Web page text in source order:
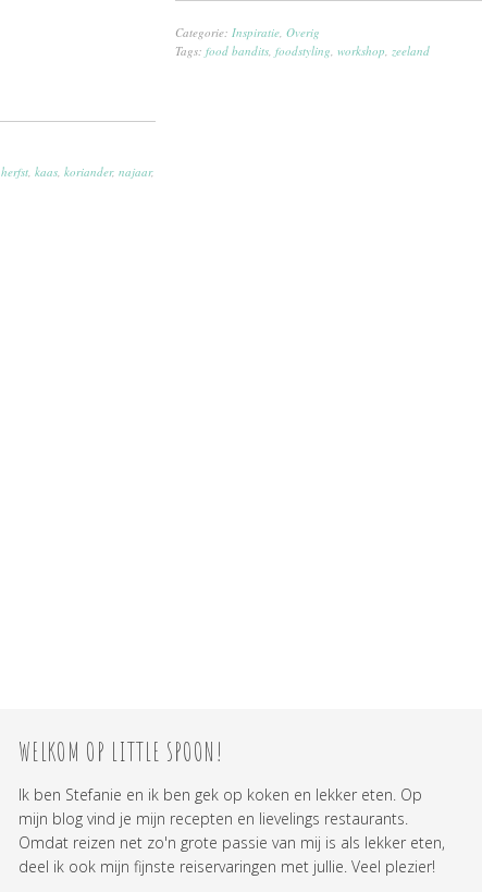
herfst kaas koriander, najaar,
Categorie: Inspiratie, Overig
Tags: food bandits, foodstyling, workshop, zeeland
WELKOM OP LITTLE SPOON!
Ik ben Stefanie en ik ben gek op koken en lekker eten. Op
mijn blog vind je mijn recepten en lievelings restaurants.
Omdat reizen net zo'n grote passie van mij is als lekker eten,
deel ik ook mijn fijnste reiservaringen met jullie. Veel plezier!